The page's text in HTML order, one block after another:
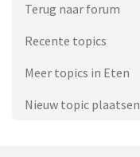
Terug naar forum
Recente topics
Meer topics in Eten
Nieuw topic plaatsen